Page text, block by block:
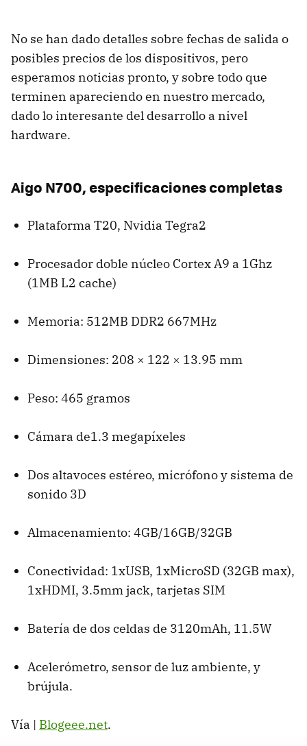
No se han dado detalles sobre fechas de salida o
posibles precios de los dispositivos, pero
esperamos noticias pronto, y sobre todo que
terminen apareciendo en nuestro mercado,
dado lo interesante del desarrollo a nivel
hardware.
Aigo N700, especificaciones completas
Plataforma T20, Nvidia Tegra2
Procesador doble núcleo Cortex A9 a 1Ghz
(1MB L2 cache)
Memoria: 512MB DDR2 667MHz
Dimensiones: 208 × 122 × 13.95 mm
Peso: 465 gramos
Cámara de1.3 megapíxeles
Dos altavoces estéreo, micrófono y sistema de
sonido 3D
Almacenamiento: 4GB/16GB/32GB
Conectividad: 1xUSB, 1xMicroSD (32GB max),
1xHDMI, 3.5mm jack, tarjetas SIM
Batería de dos celdas de 3120mAh, 11.5W
Acelerómetro, sensor de luz ambiente, y
brújula.
Vía | Blogeee.net.